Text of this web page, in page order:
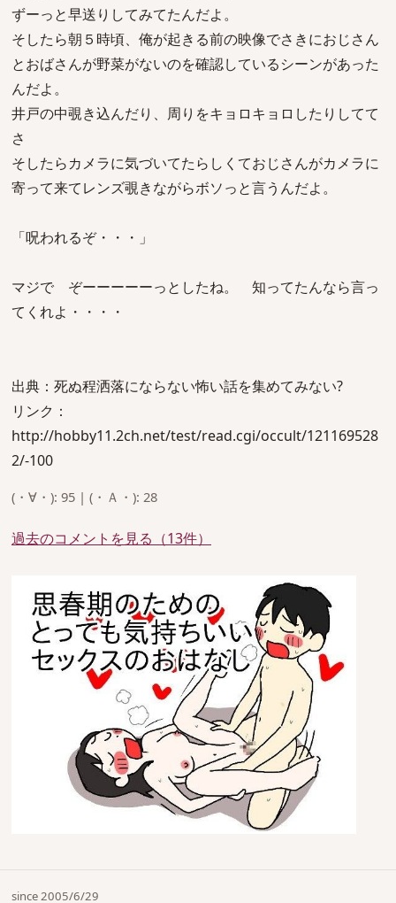
ずーっと早送りしてみてたんだよ。
そしたら朝５時頃、俺が起きる前の映像でさきにおじさん
とおばさんが野菜がないのを確認しているシーンがあった
んだよ。
井戸の中覗き込んだり、周りをキョロキョロしたりしてて
さ
そしたらカメラに気づいてたらしくておじさんがカメラに
寄って来てレンズ覗きながらボソっと言うんだよ。
「呪われるぞ・・・」
マジで ぞーーーーーっとしたね。 知ってたんなら言っ
てくれよ・・・・
出典：死ぬ程洒落にならない怖い話を集めてみない?
リンク：
http://hobby11.2ch.net/test/read.cgi/occult/121169528
2/-100
(・∀・): 95 | (・Ａ・): 28
過去のコメントを見る（13件）
since 2005/6/29